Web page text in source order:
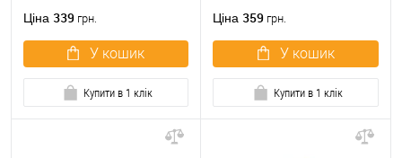
Ціна 339 грн.
У кошик
Купити в 1 клік
Ціна 359 грн.
У кошик
Купити в 1 клік